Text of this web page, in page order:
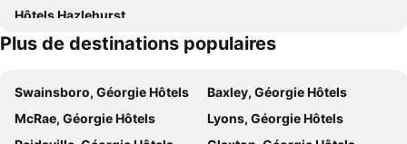
Hôtels Hazlehurst
Plus de destinations populaires
Swainsboro, Géorgie Hôtels
Baxley, Géorgie Hôtels
McRae, Géorgie Hôtels
Lyons, Géorgie Hôtels